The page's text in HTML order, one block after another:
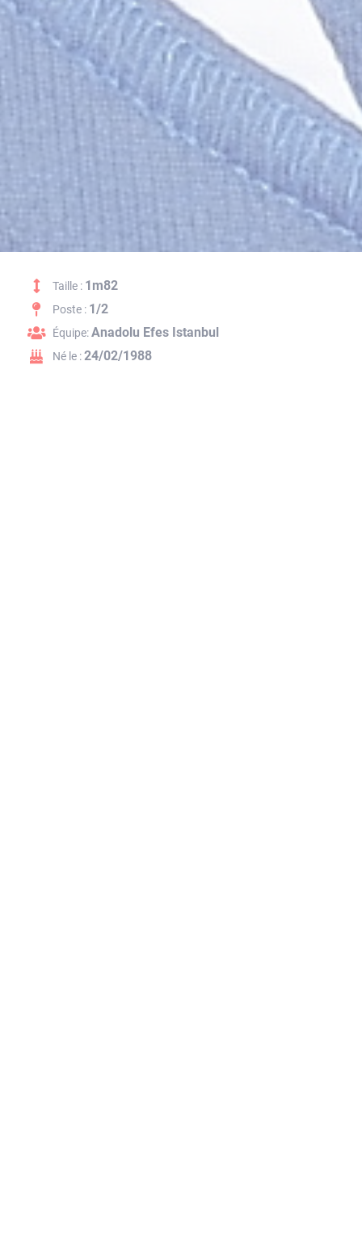
Taille : 1m82
Poste : 1/2
Équipe:Anadolu Efes Istanbul
Né le :24/02/1988